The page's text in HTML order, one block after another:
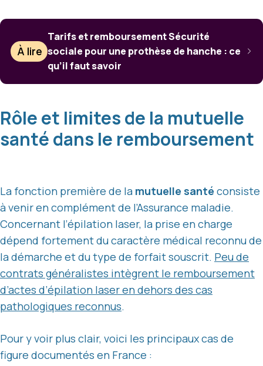
À lire
Tarifs et remboursement Sécurité
sociale pour une prothèse de hanche : ce
qu’il faut savoir
Rôle et limites de la mutuelle
santé dans le remboursement
La fonction première de la mutuelle santé consiste
à venir en complément de l’Assurance maladie.
Concernant l’épilation laser, la prise en charge
dépend fortement du caractère médical reconnu de
la démarche et du type de forfait souscrit. Peu de
contrats généralistes intègrent le remboursement
d’actes d’épilation laser en dehors des cas
pathologiques reconnus.
Pour y voir plus clair, voici les principaux cas de
figure documentés en France :